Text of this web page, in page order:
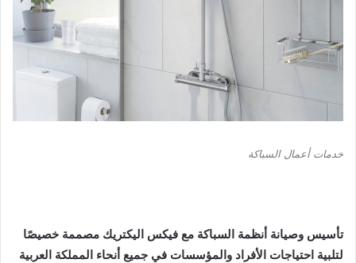
خدمات أعمال السباكة
تأسيس وصيانة أنظمة السباكة مع فيكس اليكتريك مصممة خصيصًا
لتلبية احتياجات الأفراد والمؤسسات في جميع أنحاء المملكة العربية